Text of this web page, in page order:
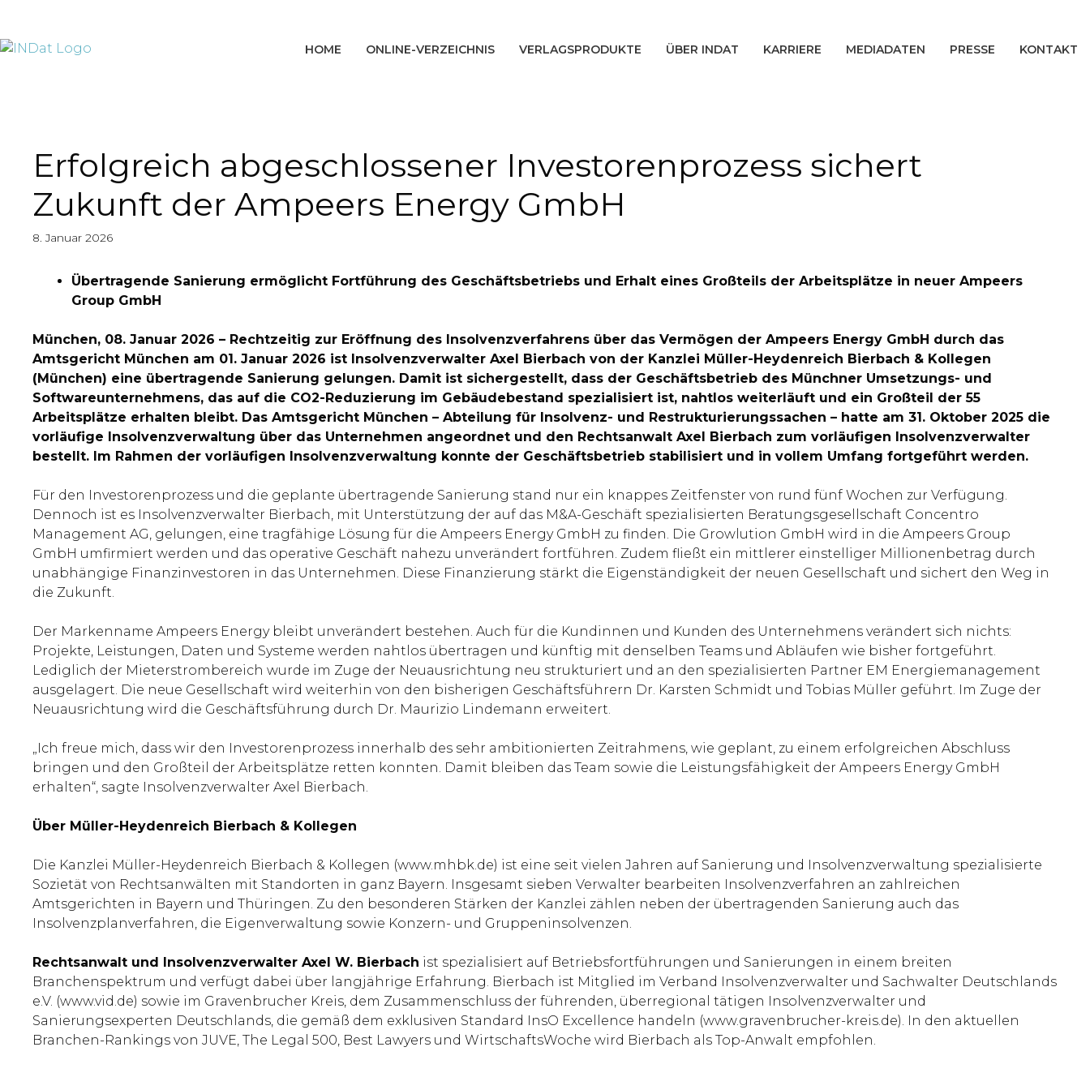
HOME ONLINE-VERZEICHNIS VERLAGSPRODUKTE ÜBER INDAT KARRIERE MEDIADATEN PRESSE KONTAKT
Erfolgreich abgeschlossener Investorenprozess sichert
Zukunft der Ampeers Energy GmbH
8. Januar 2026
Übertragende Sanierung ermöglicht Fortführung des Geschäftsbetriebs und Erhalt eines Großteils der Arbeitsplätze in neuer Ampeers
Group GmbH
München, 08. Januar 2026 – Rechtzeitig zur Eröffnung des Insolvenzverfahrens über das Vermögen der Ampeers Energy GmbH durch das
Amtsgericht München am 01. Januar 2026 ist Insolvenzverwalter Axel Bierbach von der Kanzlei Müller-Heydenreich Bierbach & Kollegen
(München) eine übertragende Sanierung gelungen. Damit ist sichergestellt, dass der Geschäftsbetrieb des Münchner Umsetzungs- und
Softwareunternehmens, das auf die CO2-Reduzierung im Gebäudebestand spezialisiert ist, nahtlos weiterläuft und ein Großteil der 55
Arbeitsplätze erhalten bleibt. Das Amtsgericht München – Abteilung für Insolvenz- und Restrukturierungssachen – hatte am 31. Oktober 2025 die
vorläufige Insolvenzverwaltung über das Unternehmen angeordnet und den Rechtsanwalt Axel Bierbach zum vorläufigen Insolvenzverwalter
bestellt. Im Rahmen der vorläufigen Insolvenzverwaltung konnte der Geschäftsbetrieb stabilisiert und in vollem Umfang fortgeführt werden.
Für den Investorenprozess und die geplante übertragende Sanierung stand nur ein knappes Zeitfenster von rund fünf Wochen zur Verfügung.
Dennoch ist es Insolvenzverwalter Bierbach, mit Unterstützung der auf das M&A-Geschäft spezialisierten Beratungsgesellschaft Concentro
Management AG, gelungen, eine tragfähige Lösung für die Ampeers Energy GmbH zu finden. Die Growlution GmbH wird in die Ampeers Group
GmbH umfirmiert werden und das operative Geschäft nahezu unverändert fortführen. Zudem fließt ein mittlerer einstelliger Millionenbetrag durch
unabhängige Finanzinvestoren in das Unternehmen. Diese Finanzierung stärkt die Eigenständigkeit der neuen Gesellschaft und sichert den Weg in
die Zukunft.
Der Markenname Ampeers Energy bleibt unverändert bestehen. Auch für die Kundinnen und Kunden des Unternehmens verändert sich nichts:
Projekte, Leistungen, Daten und Systeme werden nahtlos übertragen und künftig mit denselben Teams und Abläufen wie bisher fortgeführt.
Lediglich der Mieterstrombereich wurde im Zuge der Neuausrichtung neu strukturiert und an den spezialisierten Partner EM Energiemanagement
ausgelagert. Die neue Gesellschaft wird weiterhin von den bisherigen Geschäftsführern Dr. Karsten Schmidt und Tobias Müller geführt. Im Zuge der
Neuausrichtung wird die Geschäftsführung durch Dr. Maurizio Lindemann erweitert.
„Ich freue mich, dass wir den Investorenprozess innerhalb des sehr ambitionierten Zeitrahmens, wie geplant, zu einem erfolgreichen Abschluss
bringen und den Großteil der Arbeitsplätze retten konnten. Damit bleiben das Team sowie die Leistungsfähigkeit der Ampeers Energy GmbH
erhalten“, sagte Insolvenzverwalter Axel Bierbach.
Über Müller-Heydenreich Bierbach & Kollegen
Die Kanzlei Müller-Heydenreich Bierbach & Kollegen (www.mhbk.de) ist eine seit vielen Jahren auf Sanierung und Insolvenzverwaltung spezialisierte
Sozietät von Rechtsanwälten mit Standorten in ganz Bayern. Insgesamt sieben Verwalter bearbeiten Insolvenzverfahren an zahlreichen
Amtsgerichten in Bayern und Thüringen. Zu den besonderen Stärken der Kanzlei zählen neben der übertragenden Sanierung auch das
Insolvenzplanverfahren, die Eigenverwaltung sowie Konzern- und Gruppeninsolvenzen.
Rechtsanwalt und Insolvenzverwalter Axel W. Bierbach ist spezialisiert auf Betriebsfortführungen und Sanierungen in einem breiten
Branchenspektrum und verfügt dabei über langjährige Erfahrung. Bierbach ist Mitglied im Verband Insolvenzverwalter und Sachwalter Deutschlands
e.V. (www.vid.de) sowie im Gravenbrucher Kreis, dem Zusammenschluss der führenden, überregional tätigen Insolvenzverwalter und
Sanierungsexperten Deutschlands, die gemäß dem exklusiven Standard InsO Excellence handeln (www.gravenbrucher-kreis.de). In den aktuellen
Branchen-Rankings von JUVE, The Legal 500, Best Lawyers und WirtschaftsWoche wird Bierbach als Top-Anwalt empfohlen.